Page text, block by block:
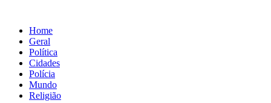
Home
Geral
Política
Cidades
Polícia
Mundo
Religião